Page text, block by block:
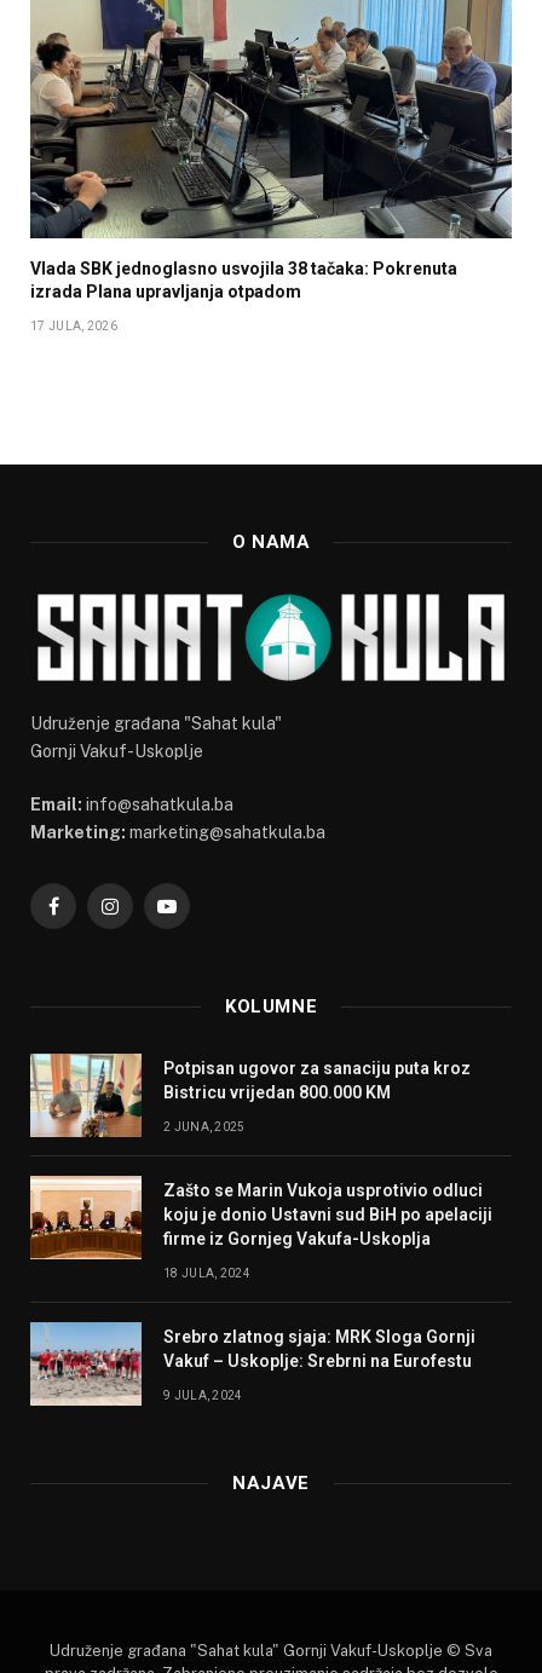
Vlada SBK jednoglasno usvojila 38 tačaka: Pokrenuta
izrada Plana upravljanja otpadom
17 JULA, 2026
O NAMA
Udruženje građana "Sahat kula"
Gornji Vakuf-Uskoplje
Email: info@sahatkula.ba
Marketing: marketing@sahatkula.ba
FacebookInstagramYouTube
KOLUMNE
Potpisan ugovor za sanaciju puta kroz
Bistricu vrijedan 800.000 KM
2 JUNA, 2025
Zašto se Marin Vukoja usprotivio odluci
koju je donio Ustavni sud BiH po apelaciji
firme iz Gornjeg Vakufa-Uskoplja
18 JULA, 2024
Srebro zlatnog sjaja: MRK Sloga Gornji
Vakuf – Uskoplje: Srebrni na Eurofestu
9 JULA, 2024
NAJAVE
Udruženje građana "Sahat kula" Gornji Vakuf-Uskoplje © Sva